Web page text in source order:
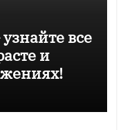
все
и